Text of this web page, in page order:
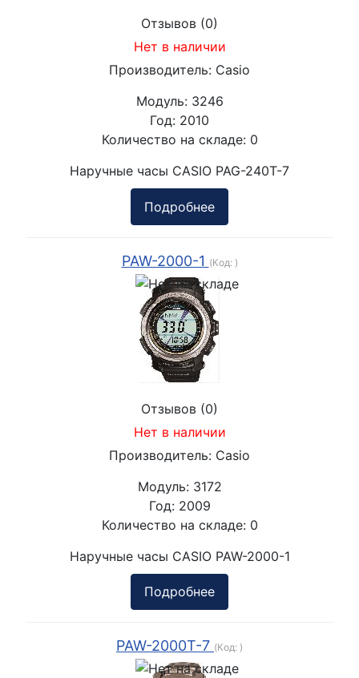
Отзывов (0)
Нет в наличии
Производитель: Casio
Модуль: 3246
Год: 2010
Количество на складе: 0
Наручные часы CASIO PAG-240T-7
Подробнее
PAW-2000-1 (Код: )
Отзывов (0)
Нет в наличии
Производитель: Casio
Модуль: 3172
Год: 2009
Количество на складе: 0
Наручные часы CASIO PAW-2000-1
Подробнее
PAW-2000T-7 (Код: )